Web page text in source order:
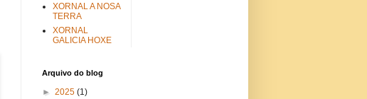
XORNAL A NOSA
TERRA
XORNAL
GALICIA HOXE
Arquivo do blog
► 2025 (1)